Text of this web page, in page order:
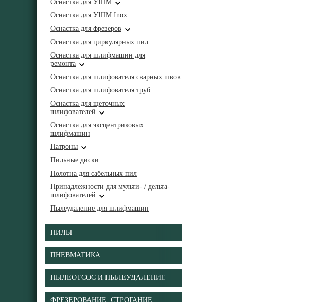
Оснастка для УШМ
Оснастка для УШМ Inox
Оснастка для фрезеров
Оснастка для циркулярных пил
Оснастка для шлифмашин для
ремонта
Оснастка для шлифователя сварных швов
Оснастка для шлифователя труб
Оснастка для щеточных
шлифователей
Оснастка для эксцентриковых
шлифмашин
Патроны
Пильные диски
Полотна для сабельных пил
Принадлежности для мульти- / дельта-
шлифователей
Пылеудаление для шлифмашин
ПИЛЫ
ПНЕВМАТИКА
ПЫЛЕОТСОС И ПЫЛЕУДАЛЕНИЕ
ФРЕЗЕРОВАНИЕ, СТРОГАНИЕ